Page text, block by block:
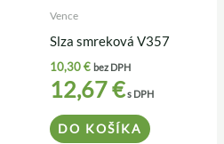
Vence
Slza smreková V357
10,30€ bez DPH
12,67€s DPH
DO KOŠÍKA